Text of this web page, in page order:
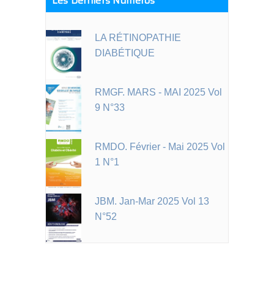
LA RÉTINOPATHIE
DIABÉTIQUE
RMGF. MARS - MAI 2025 Vol
9 N°33
RMDO. Février - Mai 2025 Vol
1 N°1
JBM. Jan-Mar 2025 Vol 13
N°52